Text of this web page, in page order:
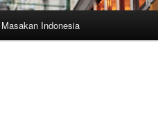
Masakan Indonesia